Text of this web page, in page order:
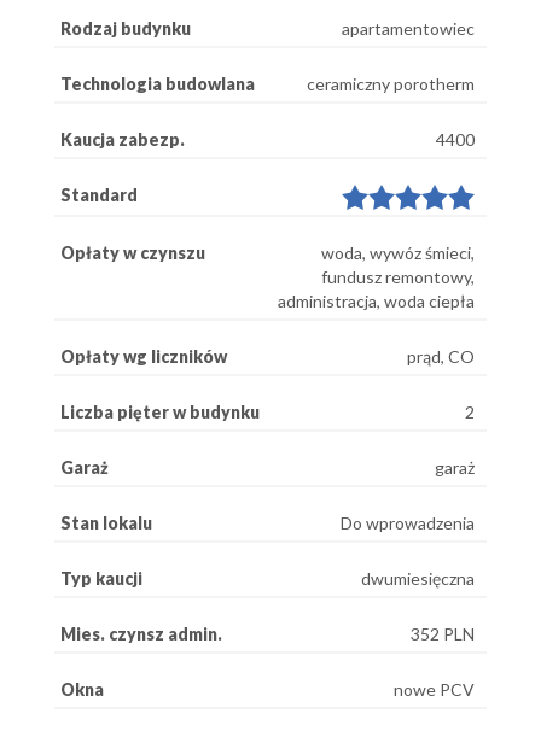
Rodzaj budynku apartamentowiec
Technologia budowlana ceramiczny porotherm
Kaucja zabezp. 4400
Standard
Opłaty w czynszu
woda, wywóz śmieci,
fundusz remontowy,
administracja, woda ciepła
Opłaty wg liczników prąd, CO
Liczba pięter w budynku 2
Garaż garaż
Stan lokalu Do wprowadzenia
Typ kaucji dwumiesięczna
Mies. czynsz admin. 352 PLN
Okna nowe PCV